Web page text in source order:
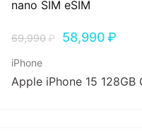
69,990₽ 58,990₽
iPhone
Apple iPhone 15